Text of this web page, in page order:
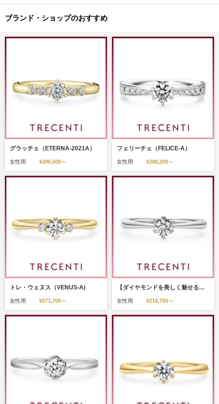
ブランド・ショップのおすすめ
グラッチェ（ETERNA-2021A）
女性用 ¥280,500～
フェリーチェ（FELICE-A）
女性用 ¥288,200～
トレ・ウェヌス（VENUS-A)
女性用 ¥271,700～
【ダイヤモンドを美しく魅せるセッティング】ウェヌス（VENUS-NA)
女性用 ¥216,700～